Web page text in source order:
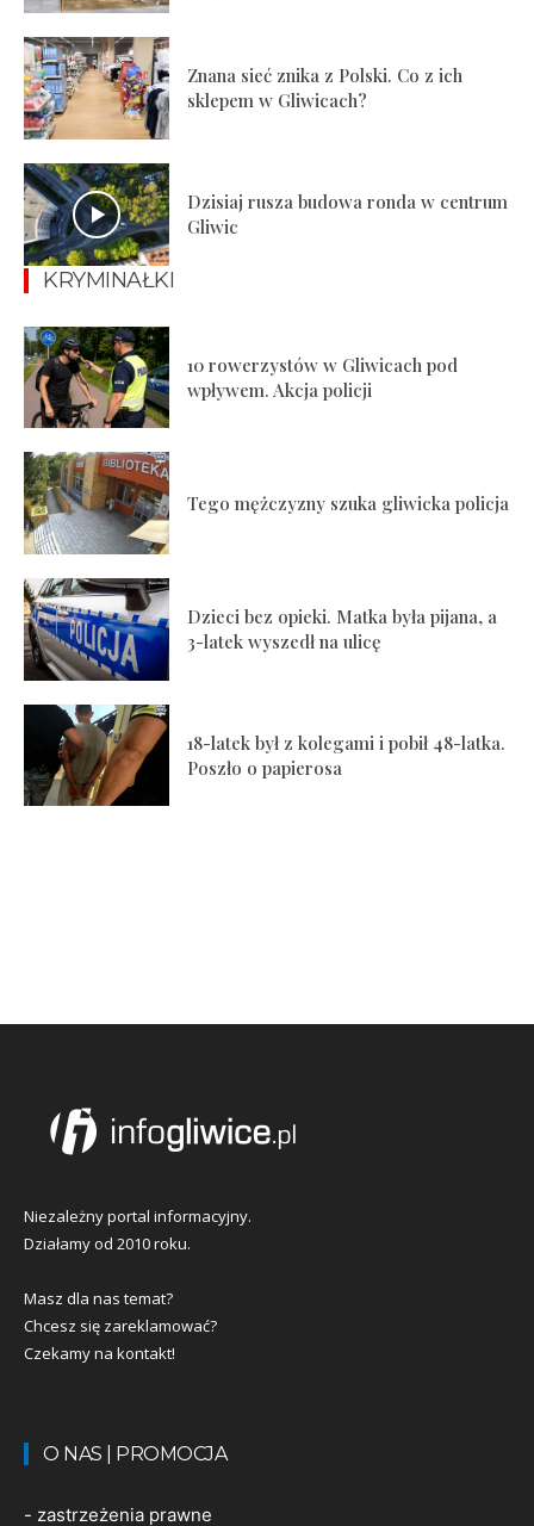
Znana sieć znika z Polski. Co z ich
sklepem w Gliwicach?
Dzisiaj rusza budowa ronda w centrum
Gliwic
KRYMINAŁKI
10 rowerzystów w Gliwicach pod
wpływem. Akcja policji
Tego mężczyzny szuka gliwicka policja
Dzieci bez opieki. Matka była pijana, a
3-latek wyszedł na ulicę
18-latek był z kolegami i pobił 48-latka.
Poszło o papierosa
Niezależny portal informacyjny.
Działamy od 2010 roku.
Masz dla nas temat?
Chcesz się zareklamować?
Czekamy na kontakt!
O NAS | PROMOCJA
- zastrzeżenia prawne